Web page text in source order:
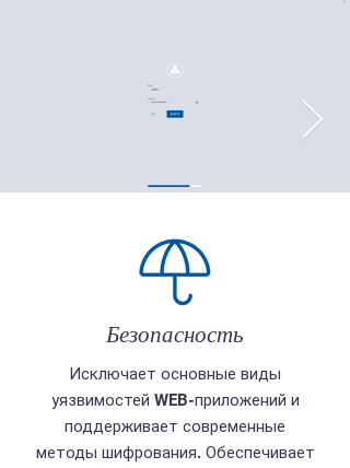
Безопасность
Исключает основные виды
уязвимостей WEB-приложений и
поддерживает современные
методы шифрования. Обеспечивает